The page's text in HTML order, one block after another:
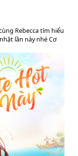
Rebecca tìm hiểu
lần này nhé Cơ